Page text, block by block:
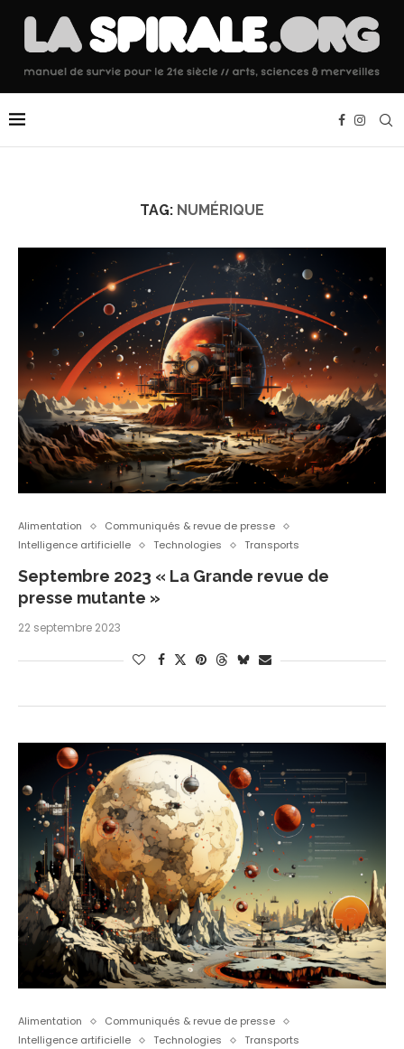
TAG: NUMÉRIQUE
Alimentation
Communiqués & revue de presse
Intelligence artificielle
Technologies Transports
Septembre 2023 « La Grande revue de
presse mutante »
22 septembre 2023
Alimentation
Communiqués & revue de presse
Intelligence artificielle
Technologies Transports